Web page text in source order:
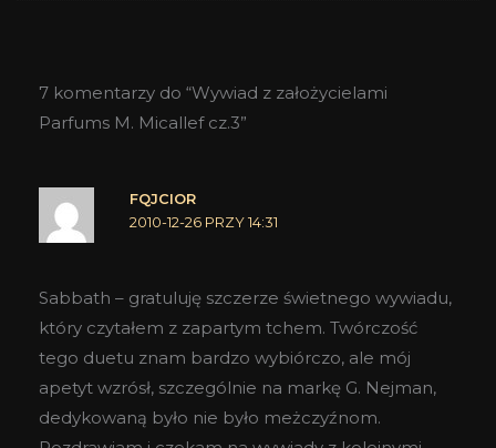
7 komentarzy do “Wywiad z założycielami
Parfums M. Micallef cz.3”
FQJCIOR
2010-12-26 PRZY 14:31
Sabbath – gratuluję szczerze świetnego wywiadu,
który czytałem z zapartym tchem. Twórczość
tego duetu znam bardzo wybiórczo, ale mój
apetyt wzrósł, szczególnie na markę G. Nejman,
dedykowaną było nie było meżczyźnom.